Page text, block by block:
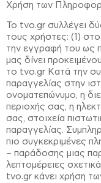
Χρήση των
Το tvo.gr συλλέγει
τους χρήστες: (1)
την εγγραφή του ως
μας δίνει
το tvo.gr Κατά την
παραγγελίας στην
ονοματεπώνυμο, η
περιοχής σας, η
σας, στοιχεία
παραγγελίας.
πιο συγκεκριμένες
– παράδοσης μιας
λεπτομέρειες
tvo.gr κάνει χρήση